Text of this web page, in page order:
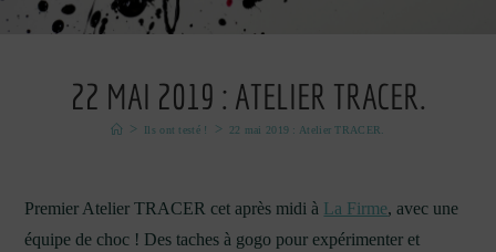
22 MAI 2019 : ATELIER TRACER.
> Ils ont testé ! > 22 mai 2019 : Atelier TRACER.
Premier Atelier TRACER cet après midi à La Firme, avec une
équipe de choc ! Des taches à gogo pour expérimenter et